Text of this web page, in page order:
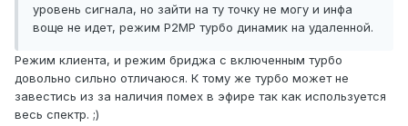
уровень сигнала, но зайти на ту точку не могу и инфа
воще не идет, режим P2MP турбо динамик на удаленной.
Режим клиента, и режим бриджа с включенным турбо
довольно сильно отличаюся. К тому же турбо может не
завестись из за наличия помех в эфире так как используется
весь спектр. ;)